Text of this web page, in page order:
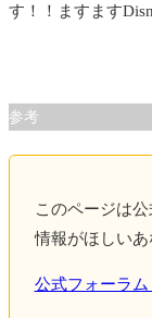
す！！ますます
参考
このページは
情報がほしいあ
公式フォーラ